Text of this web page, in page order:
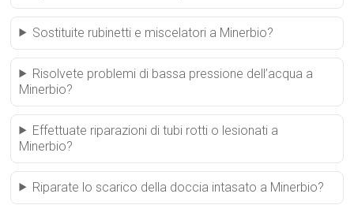
Sostituite rubinetti e miscelatori a Minerbio?
Risolvete problemi di bassa pressione dell’acqua a
Minerbio?
Effettuate riparazioni di tubi rotti o lesionati a
Minerbio?
Riparate lo scarico della doccia intasato a Minerbio?